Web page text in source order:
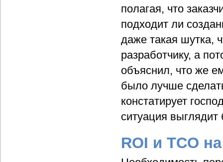
полагая, что
подходит ли
даже такая шутка,
разработчику, а
объяснил, что же
было лучше
констатирует
ситуация
ROI и TCO